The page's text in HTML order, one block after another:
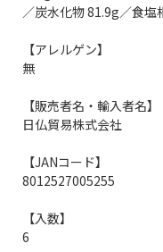
／炭水化物 81.9g／食塩
【アレルゲン】
無
【販売者名・輸入者名】
日仏貿易株式会社
【JANコード】
8012527005255
【入数】
6